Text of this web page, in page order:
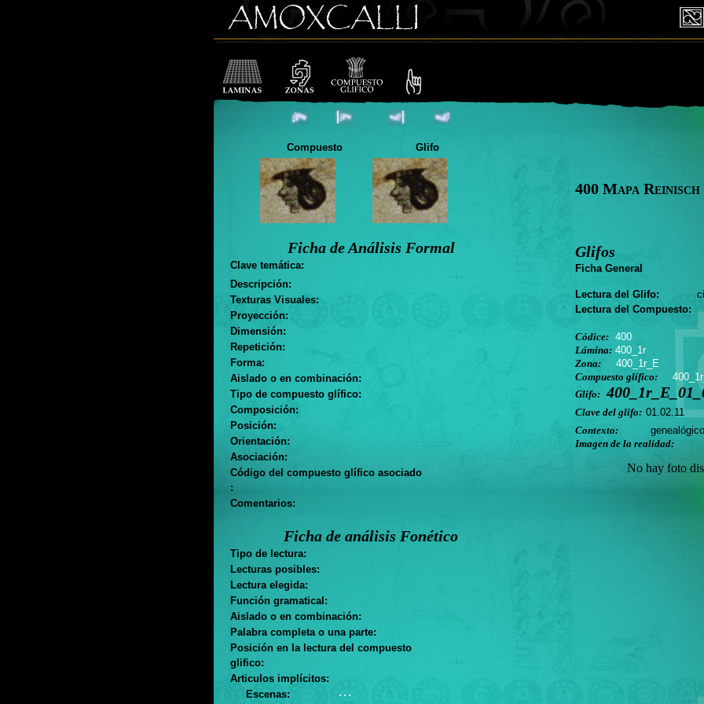
Compuesto Glifo
Ficha de Análisis Formal
Clave temática:
Descripción:
Texturas Visuales:
Proyección:
Dimensión:
Repetición:
Forma:
Aislado o en combinación:
Tipo de compuesto glífico:
Composición:
Posición:
Orientación:
Asociación:
Código del compuesto glífico asociado
:
Comentarios:
Ficha de análisis Fonético
Tipo de lectura:
Lecturas posibles:
Lectura elegida:
Función gramatical:
Aislado o en combinación:
Palabra completa o una parte:
Posición en la lectura del compuesto
glifico:
Articulos implícitos:
Escenas:
. . .
400 Mapa Reinisch
Glifos
Ficha General
Lectura del Glifo:
Lectura del Compuesto:
Códice: 400
Lámina: 400_1r
Zona:
400_1r_E
Compuesto glífico:
Glifo:
Clave del glifo: 01.02.11
Contexto:
genealógico
Imagen de la realidad:
No hay foto